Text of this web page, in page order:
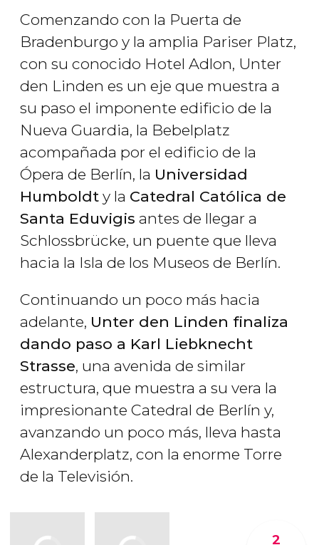
Comenzando con la Puerta de
Bradenburgo y la amplia Pariser Platz,
con su conocido Hotel Adlon, Unter
den Linden es un eje que muestra a
su paso el imponente edificio de la
Nueva Guardia, la Bebelplatz
acompañada por el edificio de la
Ópera de Berlín, la Universidad
Humboldt y la Catedral Católica de
Santa Eduvigis antes de llegar a
Schlossbrücke, un puente que lleva
hacia la Isla de los Museos de Berlín.
Continuando un poco más hacia
adelante, Unter den Linden finaliza
dando paso a Karl Liebknecht
Strasse, una avenida de similar
estructura, que muestra a su vera la
impresionante Catedral de Berlín y,
avanzando un poco más, lleva hasta
Alexanderplatz, con la enorme Torre
de la Televisión.
2